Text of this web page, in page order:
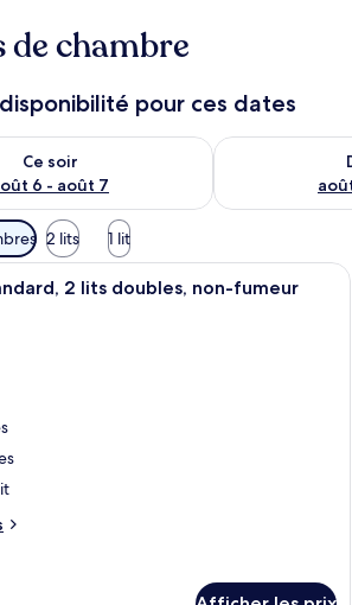
de chambre
pour ces dates
Ce soir
6 - août 7
pour ce soir août 6 - août 7
Vérifier la
2 lits 1 lit
Une chambre d’hôtel avec deux
2 lits doubles, non-fumeur